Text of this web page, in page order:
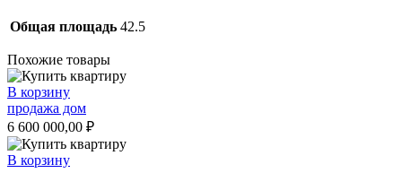
Общая площадь 42.5
Похожие товары
В корзину
продажа дом
6 600 000,00 ₽
В корзину